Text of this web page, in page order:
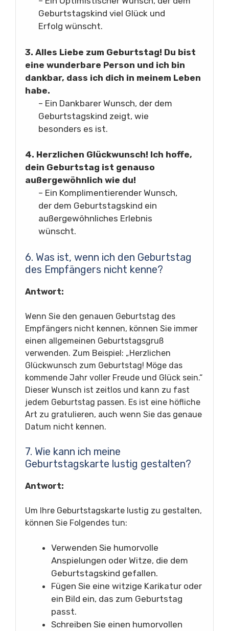
Geburtstagskind viel Glück und
Erfolg wünscht.
3. Alles Liebe zum Geburtstag! Du bist
eine wunderbare Person und ich bin
dankbar, dass ich dich in meinem Leben
habe.
– Ein Dankbarer Wunsch, der dem
Geburtstagskind zeigt, wie
besonders es ist.
4. Herzlichen Glückwunsch! Ich hoffe,
dein Geburtstag ist genauso
außergewöhnlich wie du!
– Ein Komplimentierender Wunsch,
der dem Geburtstagskind ein
außergewöhnliches Erlebnis
wünscht.
6. Was ist, wenn ich den Geburtstag
des Empfängers nicht kenne?
Antwort:
Wenn Sie den genauen Geburtstag des
Empfängers nicht kennen, können Sie immer
einen allgemeinen Geburtstagsgruß
verwenden. Zum Beispiel: „Herzlichen
Glückwunsch zum Geburtstag! Möge das
kommende Jahr voller Freude und Glück sein.“
Dieser Wunsch ist zeitlos und kann zu fast
jedem Geburtstag passen. Es ist eine höfliche
Art zu gratulieren, auch wenn Sie das genaue
Datum nicht kennen.
7. Wie kann ich meine
Geburtstagskarte lustig gestalten?
Antwort:
Um Ihre Geburtstagskarte lustig zu gestalten,
können Sie Folgendes tun:
Verwenden Sie humorvolle
Anspielungen oder Witze, die dem
Geburtstagskind gefallen.
Fügen Sie eine witzige Karikatur oder
ein Bild ein, das zum Geburtstag
passt.
Schreiben Sie einen humorvollen